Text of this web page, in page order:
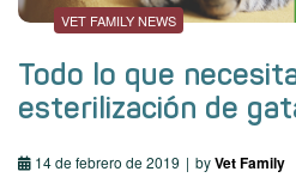
VET FAMILY NEWS
Todo lo que
esterilización de
14 de febrero de 2019 byVet Family